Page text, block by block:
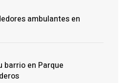
ambulantes en
barrio en Parque